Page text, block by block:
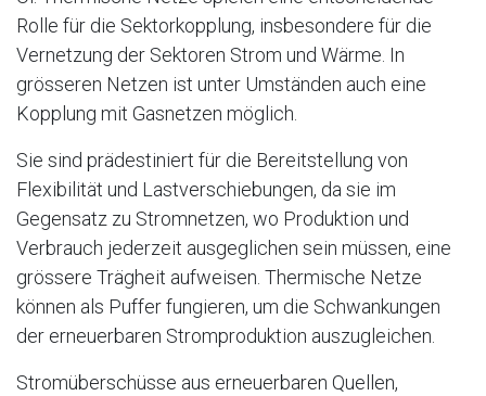
Rolle für die Sektorkopplung, insbesondere für die
Vernetzung der Sektoren Strom und Wärme. In
grösseren Netzen ist unter Umständen auch eine
Kopplung mit Gasnetzen möglich.
Sie sind prädestiniert für die Bereitstellung von
Flexibilität und Lastverschiebungen, da sie im
Gegensatz zu Stromnetzen, wo Produktion und
Verbrauch jederzeit ausgeglichen sein müssen, eine
grössere Trägheit aufweisen. Thermische Netze
können als Puffer fungieren, um die Schwankungen
der erneuerbaren Stromproduktion auszugleichen.
Stromüberschüsse aus erneuerbaren Quellen,